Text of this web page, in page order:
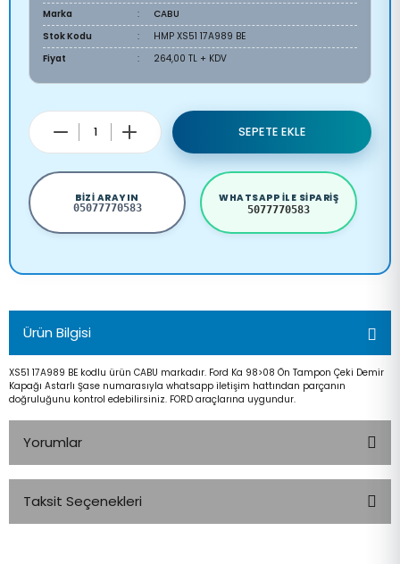
Marka
CABU
Stok Kodu
HMP XS51 17A989 BE
Fiyat
264,00 TL + KDV
SEPETE EKLE
BIZI ARAYIN
05077770583
WHATSAPP ILE SIPARIŞ
5077770583
Ürün Bilgisi
XS51 17A989 BE kodlu ürün CABU markadır. Ford Ka 98>08 Ön Tampon Çeki Demir
Kapağı Astarlı Şase numarasıyla whatsapp iletişim hattından parçanın
doğruluğunu kontrol edebilirsiniz. FORD araçlarına uygundur.
Yorumlar
Taksit Seçenekleri